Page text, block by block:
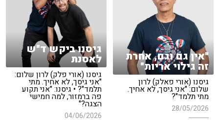
גיסנו ביקש ד"ש
לאסנת
גיסנו (אורי פלק) לרון שלום:
"אני גיסך, לא אחיך. מתי
תלמד"? • גיסנו: "אני תקוע
פה ברמזור, למה חמישי
הצגה?"
04/06/2026
"אין גם וגם, אחרת
זה גילוי אריות"
גיסנו (אורי פאלק) לרון
שלום: "אני גיסך, לא אחיך.
מתי תלמד"?
28/05/2026